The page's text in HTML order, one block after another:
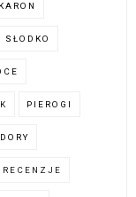
SŁODKO
PIEROGI
RECENZJE